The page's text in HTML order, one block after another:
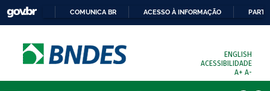
COMUNICA BR ACESSO À INFORMAÇÃO
ENGLISH
ACESSIBILIDADE
A+ A-